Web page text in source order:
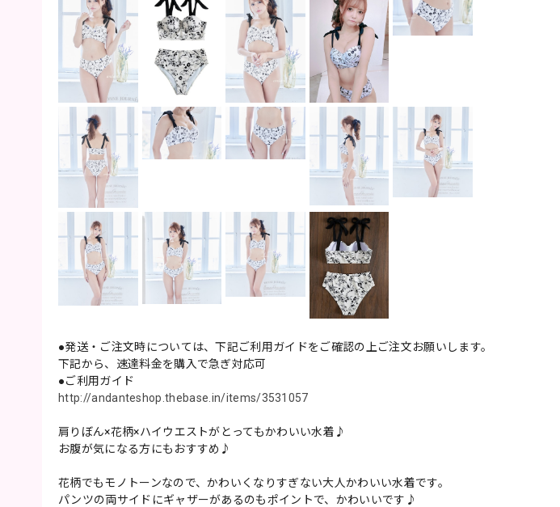
●発送・ご注文時については、下記ご利用ガイドをご確認の上ご注文お願いします。
下記から、速達料金を購入で急ぎ対応可
●ご利用ガイド
http://andanteshop.thebase.in/items/3531057
肩りぼん×花柄×ハイウエストがとってもかわいい水着♪
お腹が気になる方にもおすすめ♪
花柄でもモノトーンなので、かわいくなりすぎない大人かわいい水着です。
パンツの両サイドにギャザーがあるのもポイントで、かわいいです♪